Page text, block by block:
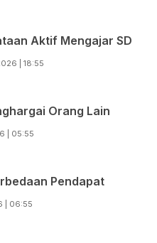
Aktif Mengajar SD
| 18:55
Orang Lain
| 05:55
Pendapat
| 06:55